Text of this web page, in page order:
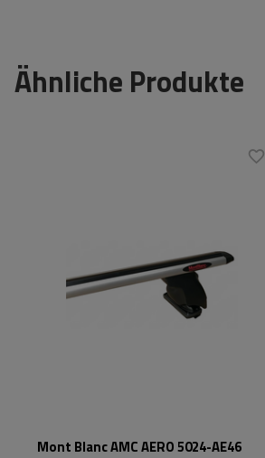
Ähnliche Produkte
Mont Blanc AMC AERO 5024-AE46